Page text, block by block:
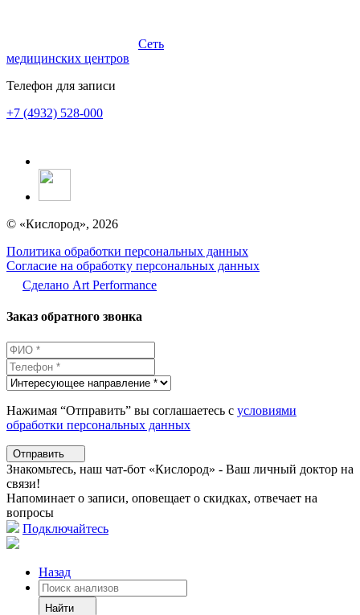
Сеть
медицинских центров
Телефон для записи
+7 (4932) 528-000
© «Кислород», 2026
Политика обработки персональных данных
Согласие на обработку персональных данных
Сделано Аrt Performance
Заказ обратного звонка
Нажимая “Отправить” вы соглашаетесь с условиями
обработки персональных данных
Отправить
Знакомьтесь, наш чат-бот «Кислород» - Ваш личный доктор на
связи!
Напоминает о записи, оповещает о скидках, отвечает на
вопросы
Подключайтесь
Назад
Найти